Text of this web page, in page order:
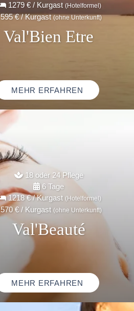
Val'Bien Etre
1279 € / Kurgast (Hotelformel)
595 €/ Kurgast(ohne Unterkunft)
MEHR ERFAHREN
Val'Beauté
18 oder 24 Pflege
6 Tage
1218 €/ Kurgast (Hotelformel)
570 € / Kurgast (ohne Unterkunft)
MEHR ERFAHREN